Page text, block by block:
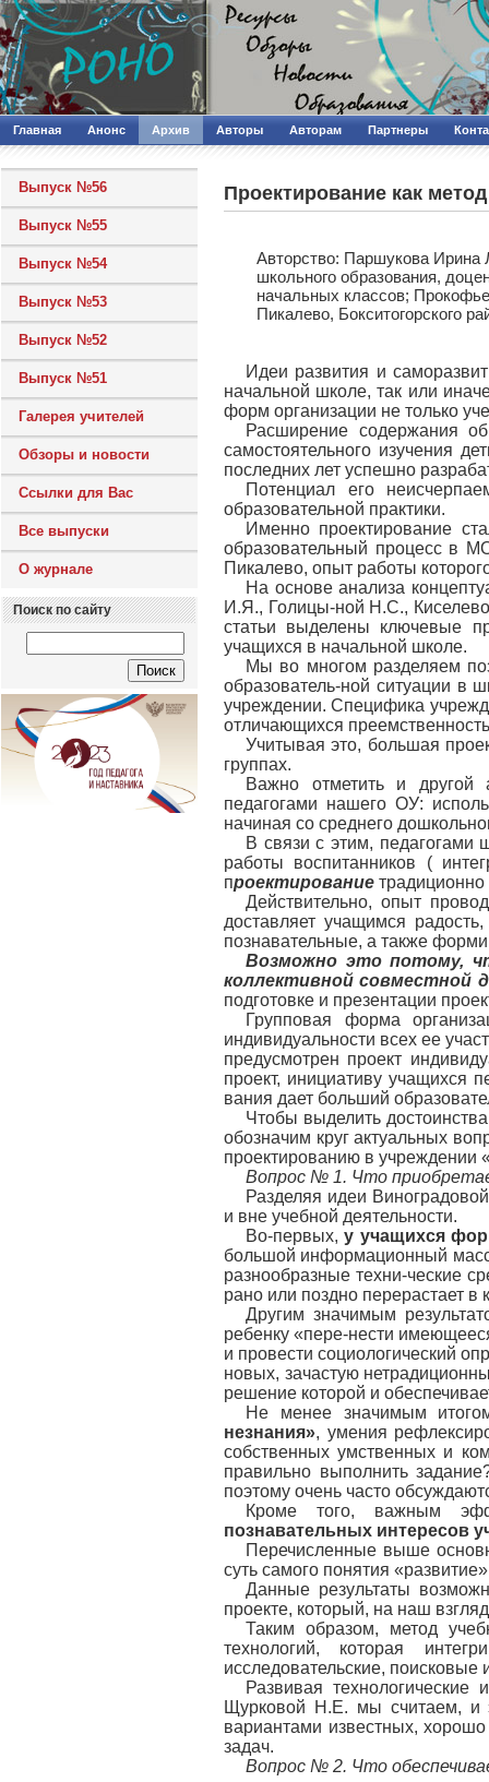
Главная Анонс Архив Авторы Авторам Партнеры
Выпуск №56
Выпуск №55
Выпуск №54
Выпуск №53
Выпуск №52
Выпуск №51
Галерея учителей
Обзоры и новости
Ссылки для Вас
Все выпуски
О журнале
Поиск по сайту
Проектирование как
Авторcтво: Паршукова Ирина
школьного образования,
начальных классов;
Пикалево, Бокситогорского
Идеи развития и
начальной школе, так или
форм организации не только
Расширение содержания
самостоятельного изучения
последних лет успешно
Потенциал его
образовательной практики.
Именно проектирование
образовательный процесс в
Пикалево, опыт работы
На основе анализа
И.Я., Голицы-ной Н.С.,
статьи выделены ключевые
учащихся в начальной школе.
Мы во многом разделяем
образователь-ной ситуации в
учреждении. Специфика
отличающихся
Учитывая это, большая
группах.
Важно отметить и другой
педагогами нашего ОУ:
начиная со среднего
В связи с этим, педагогами
работы воспитанников (
проектирование
Действительно, опыт
доставляет учащимся
познавательные, а также
Возможно это потому,
коллективной совместной
подготовке и презентации
Групповая форма
индивидуальности всех ее
предусмотрен проект
проект, инициативу учащихся
вания дает больший
Чтобы выделить
обозначим круг актуальных
проектированию в учреждении
Вопрос № 1. Что
Разделяя идеи
и вне учебной деятельности.
Во-первых,у учащихся
большой информационный
разнообразные техни-ческие
рано или поздно перерастает
Другим значимым
ребенку «пере-нести
и провести социологический
новых, зачастую
решение которой и
Не менее значимым
незнания», умения
собственных умственных и
правильно выполнить
поэтому очень часто
Кроме того, важным
познавательных интересов
Перечисленные выше
суть самого понятия
Данные результаты
проекте, который, на наш
Таким образом, метод
технологий, которая
исследовательские, поисковые
Развивая
Щурковой Н.Е. мы считаем, и
вариантами известных,
задач.
Вопрос № 2. Что